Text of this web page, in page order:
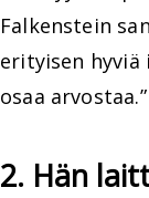
Falkenstein
erityisen hyviä
osaa arvostaa.”
2. Hän